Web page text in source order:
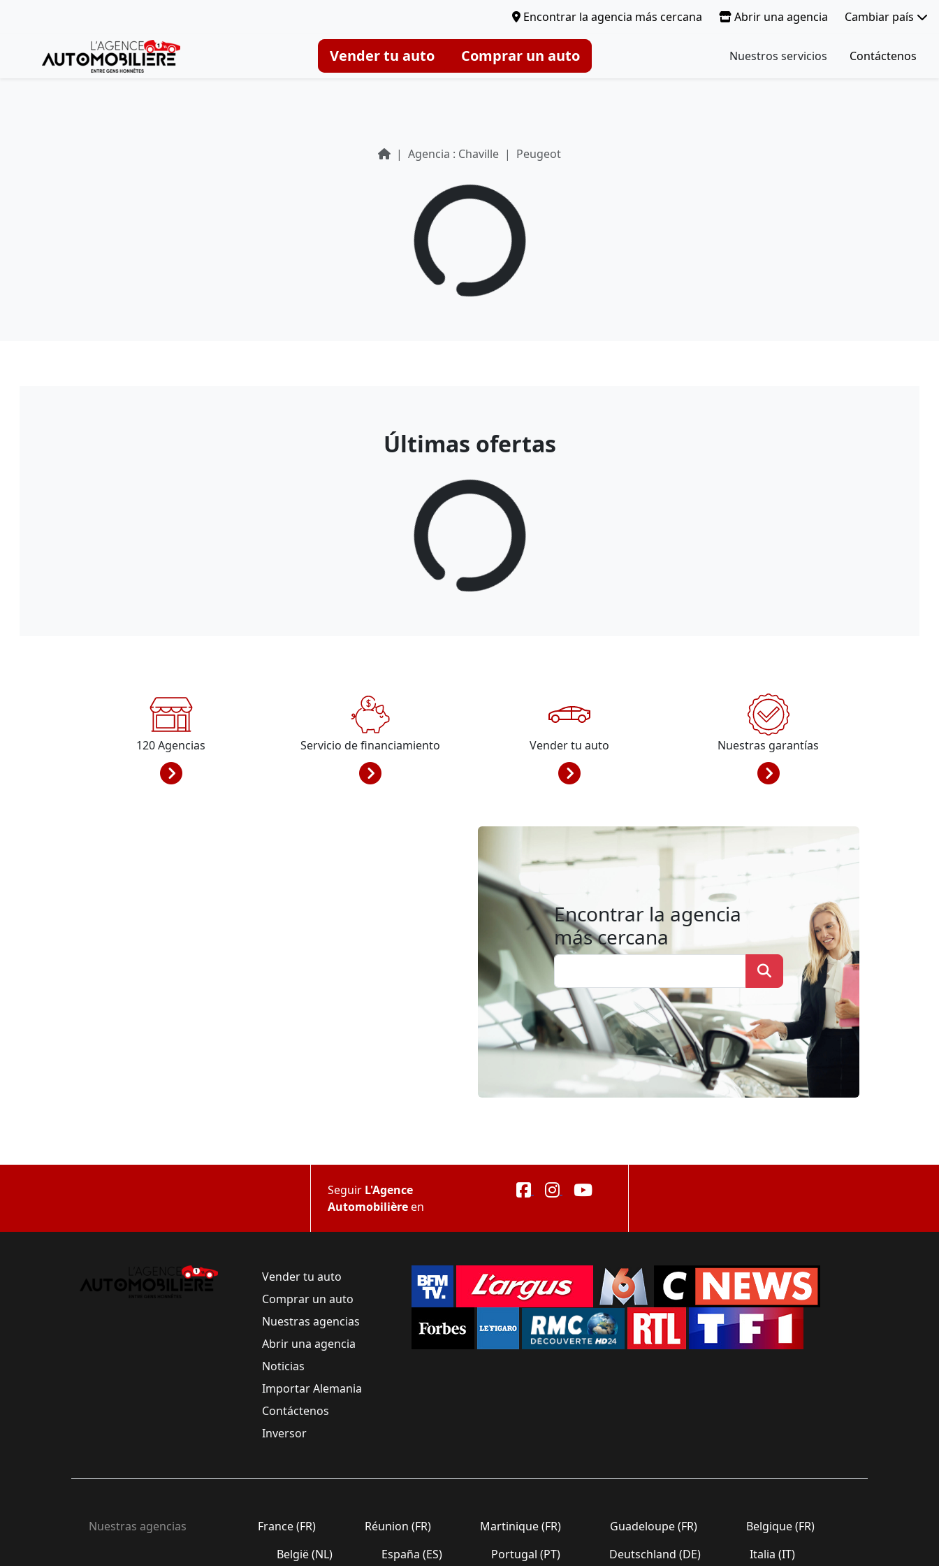
Encontrar la agencia más cercana Abrir una agencia Cambiar país
Vender tu auto Comprar un auto Nuestros servicios Contáctenos
Agencia : Chaville Peugeot
Últimas ofertas
120Agencias Servicio de financiamiento Vender tu auto Nuestras garantías
Encontrar la agencia
más cercana
Seguir L'Agence
Automobilièreen
Vender tu auto
Comprar un auto
Nuestras agencias
Abrir una agencia
Noticias
Importar Alemania
Contáctenos
Inversor
Nuestras agencias France (FR) Réunion (FR) Martinique (FR) Guadeloupe (FR)
Belgique (FR)
België (NL)
España (ES) Portugal (PT) Deutschland (DE) Italia (IT)